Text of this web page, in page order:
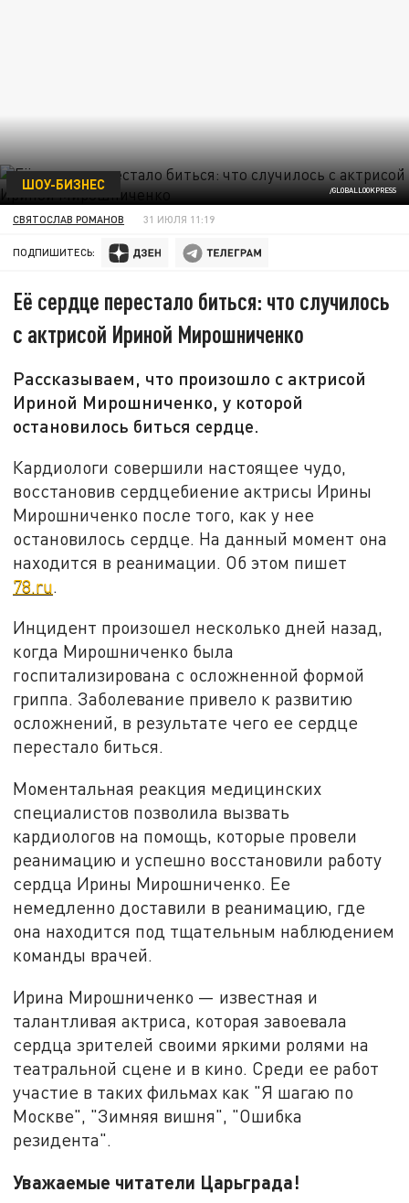
/GLOBALLOOKPRESS
ШОУ-БИЗНЕС
СВЯТОСЛАВ РОМАНОВ 31 ИЮЛЯ 11:19
ПОДПИШИТЕСЬ:
Её сердце перестало биться: что случилось
с актрисой Ириной Мирошниченко
Рассказываем, что произошло с актрисой
Ириной Мирошниченко, у которой
остановилось биться сердце.
Кардиологи совершили настоящее чудо,
восстановив сердцебиение актрисы Ирины
Мирошниченко после того, как у нее
остановилось сердце. На данный момент она
находится в реанимации. Об этом пишет
78.ru.
Инцидент произошел несколько дней назад,
когда Мирошниченко была
госпитализирована с осложненной формой
гриппа. Заболевание привело к развитию
осложнений, в результате чего ее сердце
перестало биться.
Моментальная реакция медицинских
специалистов позволила вызвать
кардиологов на помощь, которые провели
реанимацию и успешно восстановили работу
сердца Ирины Мирошниченко. Ее
немедленно доставили в реанимацию, где
она находится под тщательным наблюдением
команды врачей.
Ирина Мирошниченко — известная и
талантливая актриса, которая завоевала
сердца зрителей своими яркими ролями на
театральной сцене и в кино. Среди ее работ
участие в таких фильмах как "Я шагаю по
Москве", "Зимняя вишня", "Ошибка
резидента".
Уважаемые читатели Царьграда!